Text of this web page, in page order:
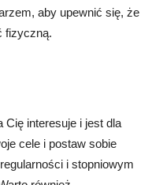
aby upewnić się, że
fizyczną.
interesuje i jest dla
cele i postaw sobie
i stopniowym